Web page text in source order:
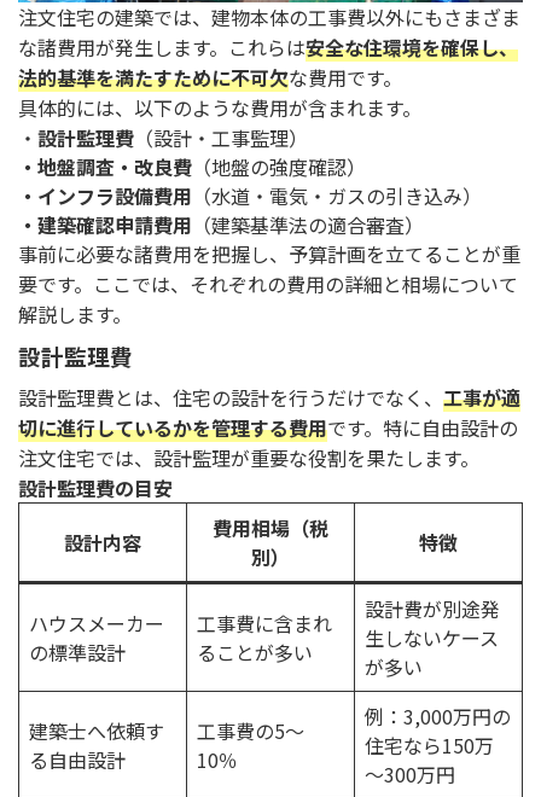
注文住宅の建築では、建物本体の工事費以外にもさまざま
な諸費用が発生します。これらは安全な住環境を確保し、
法的基準を満たすために不可欠な費用です。
具体的には、以下のような費用が含まれます。
・ 設計監理費 （設計・工事監理）
・地盤調査・改良費 （地盤の強度確認）
・インフラ設備費用 （水道・電気・ガスの引き込み）
・建築確認申請費用 （建築基準法の適合審査）
事前に必要な諸費用を把握し、予算計画を立てることが重
要です。ここでは、それぞれの費用の詳細と相場について
解説します。
設計監理費
設計監理費とは、住宅の設計を行うだけでなく、 工事が適
切に進行しているかを管理する費用です。特に自由設計の
注文住宅では、設計監理が重要な役割を果たします。
設計監理費の目安
設計内容
費用相場（税
別）
特徴
ハウスメーカー
の標準設計
工事費に含まれ
ることが多い
設計費が別途発
生しないケース
が多い
建築士へ依頼す
る自由設計
工事費の5～
10％
例：3,000万円の
住宅なら150万
～300万円